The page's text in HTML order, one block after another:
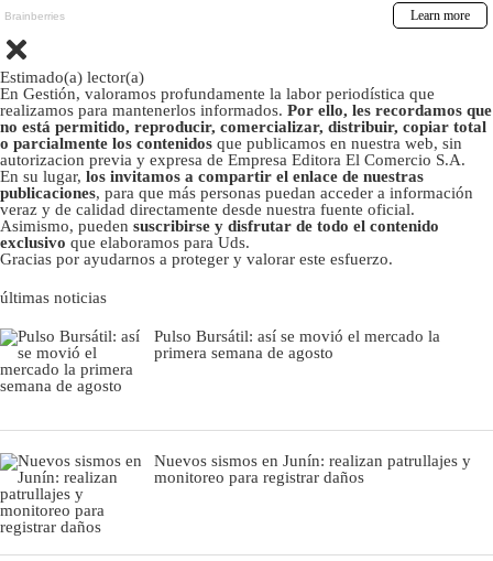
Estimado(a) lector(a)
En Gestión, valoramos profundamente la labor periodística que
realizamos para mantenerlos informados. Por ello, les recordamos que
no está permitido, reproducir, comercializar, distribuir, copiar total
o parcialmente los contenidos que publicamos en nuestra web, sin
autorizacion previa y expresa de Empresa Editora El Comercio S.A.
En su lugar, los invitamos a compartir el enlace de nuestras
publicaciones, para que más personas puedan acceder a información
veraz y de calidad directamente desde nuestra fuente oficial.
Asimismo, pueden suscribirse y disfrutar de todo el contenido
exclusivo que elaboramos para Uds.
Gracias por ayudarnos a proteger y valorar este esfuerzo.
últimas noticias
Pulso Bursátil: así se movió el mercado la
primera semana de agosto
Nuevos sismos en Junín: realizan patrullajes y
monitoreo para registrar daños